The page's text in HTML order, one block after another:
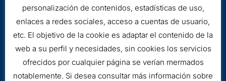
personalización de contenidos, estadísticas de uso,
enlaces a redes sociales, acceso a cuentas de usuario,
etc. El objetivo de la cookie es adaptar el contenido de la
web a su perfil y necesidades, sin cookies los servicios
ofrecidos por cualquier página se verían mermados
notablemente. Si desea consultar más información sobre